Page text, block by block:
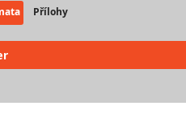
Přílohy